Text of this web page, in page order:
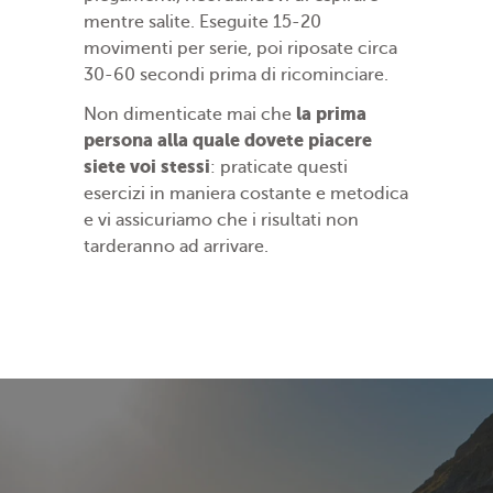
mentre salite. Eseguite 15-20
movimenti per serie, poi riposate circa
30-60 secondi prima di ricominciare.
Non dimenticate mai che la prima
persona alla quale dovete piacere
siete voi stessi: praticate questi
esercizi in maniera costante e metodica
e vi assicuriamo che i risultati non
tarderanno ad arrivare.